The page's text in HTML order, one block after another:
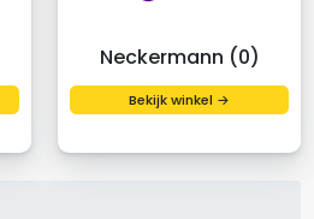
Neckermann (0)
Bekijk winkel →